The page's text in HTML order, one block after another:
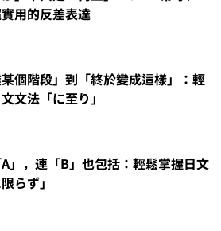
用的反差表達
個階段」到「終於變成這樣」：輕
文法「に至り」
」，連「B」也包括：輕鬆掌握日文
らず」